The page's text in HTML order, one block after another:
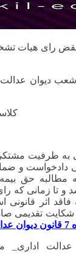
رای هیات
شعب دیوان
کلاسه
طرفیت مشتکی
دادخواست و
مطالبه حق
تا زمانی که
فاقد اثر
تقدیمی
16 دیوان عدالت